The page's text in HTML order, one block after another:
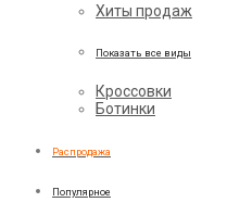
Хиты продаж
Показать все виды
Кроссовки
Ботинки
Распродажа
Популярное